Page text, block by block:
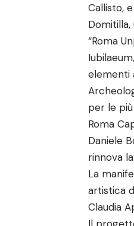
Callisto,
“Roma
elementi
per le
Roma
Daniele
rinnova
La
artistica
Claudia